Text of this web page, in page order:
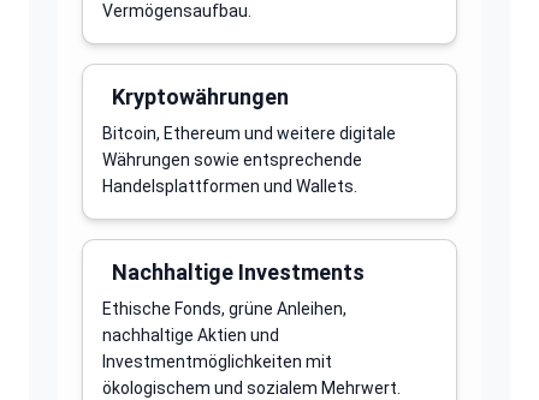
Vermögensaufbau.
Kryptowährungen
Bitcoin, Ethereum und weitere digitale
Währungen sowie entsprechende
Handelsplattformen und Wallets.
Nachhaltige Investments
Ethische Fonds, grüne Anleihen,
nachhaltige Aktien und
Investmentmöglichkeiten mit
ökologischem und sozialem Mehrwert.